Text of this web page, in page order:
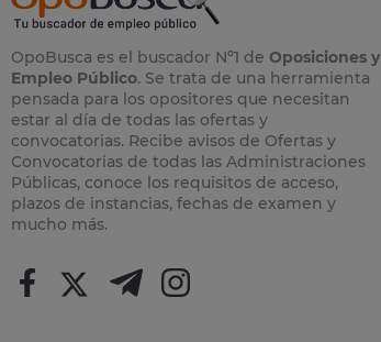
OpoBusca es el buscador Nº1 de Oposiciones y
Empleo Público. Se trata de una herramienta
pensada para los opositores que necesitan
estar al día de todas las ofertas y
convocatorias. Recibe avisos de Ofertas y
Convocatorias de todas las Administraciones
Públicas, conoce los requisitos de acceso,
plazos de instancias, fechas de examen y
mucho más.